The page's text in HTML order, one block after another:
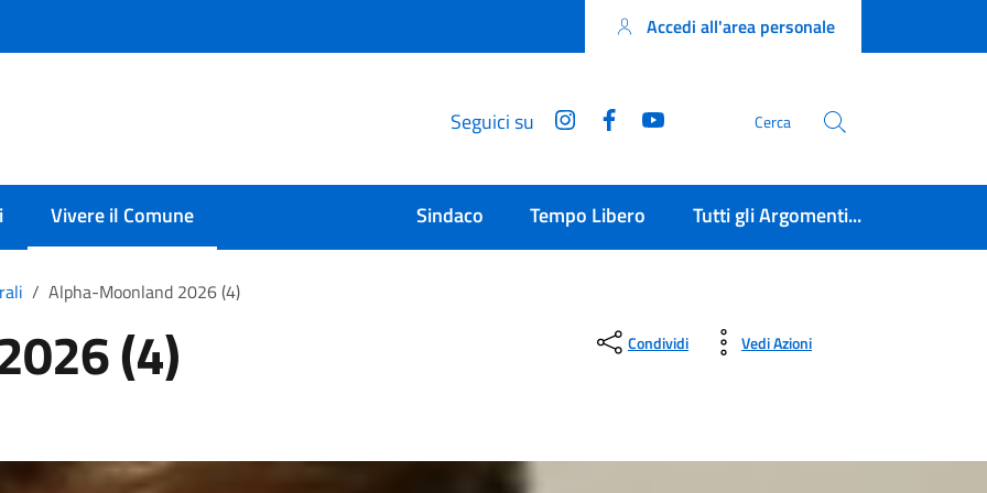
Accedi all'area personale
Seguici su InstagramFacebook Cerca
Vivere il Comune Sindaco Tempo Libero Tutti gli Argomenti...
Alpha-Moonland 2026 (4)
(4) Condividi Vedi Azioni